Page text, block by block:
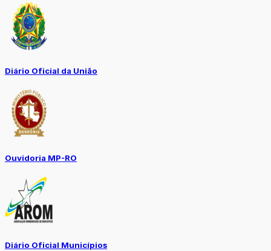
Diário Oficial da União
Ouvidoria MP-RO
Diário Oficial Municípios